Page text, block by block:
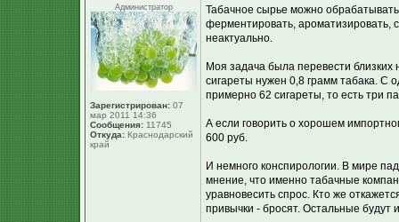
Администратор
Зарегистрирован: 07
мар 2011 14:36
Сообщения: 11745
Откуда: Краснодарский
край
Табачное сырье можно
ферментировать, ароматизировать,
неактуально.
Моя задача была перевести близких
сигареты нужен 0,8 грамм табака. С
примерно 62 сигареты, то есть три
А если говорить о хорошем
600 руб.
И немного конспирологии. В мире
мнение, что именно табачные
уравновесить спрос. Кто же
привычки - бросят. Остальные будут